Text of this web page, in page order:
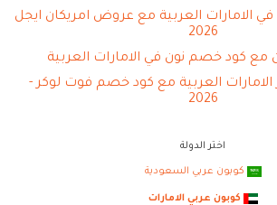
في الامارات العربية مع عروض امريكان ايجل
2026
العربية مع كود خصم فوت لوكر -
2026
اختر الدولة
كوبون عربي السعودية
كوبون عربي الامارات